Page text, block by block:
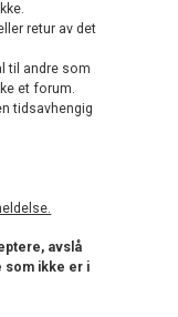
retur av det
til andre som
et forum.
tidsavhengig
avslå
som ikke er i